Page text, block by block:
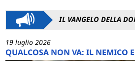
IL VANGELO DELLA
19 luglio 2026
QUALCOSA NON VA: IL NEMICO